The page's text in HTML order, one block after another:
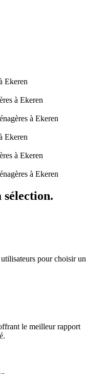
Ekeren
à Ekeren
à Ekeren
Ekeren
à Ekeren
à Ekeren
sélection.
pour choisir un
le meilleur rapport